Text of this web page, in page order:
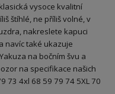
vysoce kvalitní
štíhlé, ne příliš volné, v
nakreslete kapuci
navíc také ukazuje
na bočním švu a
na specifikace našich
73 4xl 68 59 79 74 5XL 70